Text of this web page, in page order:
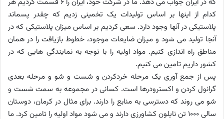
کدام از اینها بر اساس تولیدات یک تخمینی زدیم که چقدر پسماند
پلاستیکی در آنها وجود دارد. سعی کردیم بر اساس میزان پلاستیکی که در
آنجا تولید می شود و میزان ضایعات موجود، خطوط بازیافت را در همان
مناطق راه اندازی کنیم. مواد اولیه را با توجه به نمایندگی هایی که در
کشور داریم تامین می کنیم.
پس از جمع آوری یک مرحله خردکردن و شست و شو و مرحله بعدی
گرانول کردن و اکسترودرها است. کسانی در مجموعه به سمت شست و
شو می روند که دسترسی به منابع را دارند. برای مثال در کرمان، دوستان
سالی 1000 تن نایلون کشاورزی دارند و می شود مواد اولیه را تامین کرد. ما